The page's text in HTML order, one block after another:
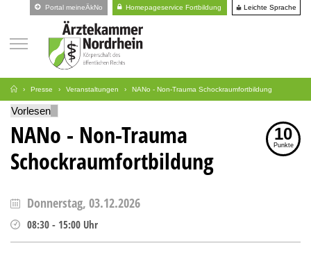
Portal meineÄkNo Homepageservice Fortbildung Leichte Sprache
Presse Veranstaltungen NANo - Non-Trauma Schockraumfortbildung
Vorlesen
NANo - Non-Trauma
Schockraumfortbildung
10
Punkte
Donnerstag, 03.12.2026
08:30 - 15:00 Uhr